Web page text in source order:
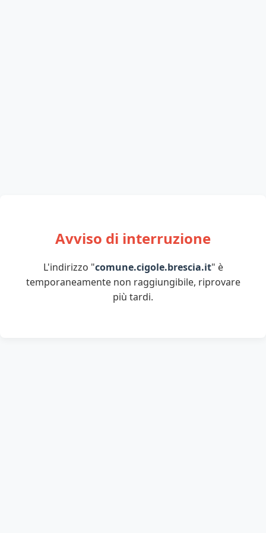
Avviso di interruzione
L'indirizzo "comune.cigole.brescia.it" è
temporaneamente non raggiungibile, riprovare
più tardi.